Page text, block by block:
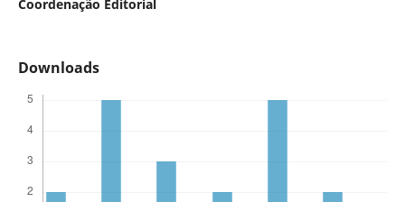
Coordenação Editorial
Downloads